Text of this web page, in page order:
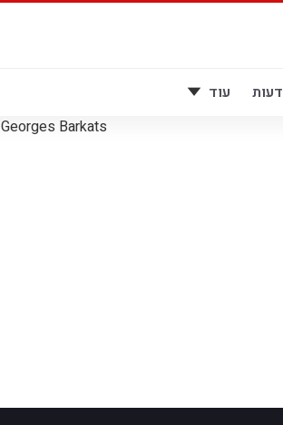
דעות עוד
Georges Barkats טרם פרסם כתבות